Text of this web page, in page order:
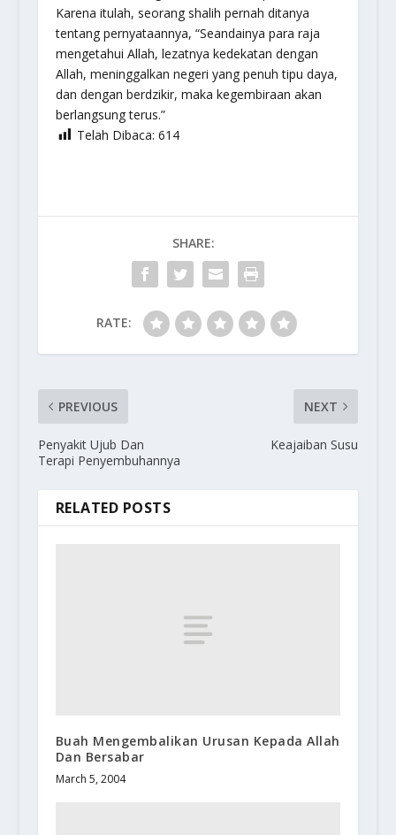
Karena itulah, seorang shalih pernah ditanya
tentang pernyataannya, “Seandainya para raja
mengetahui Allah, lezatnya kedekatan dengan
Allah, meninggalkan negeri yang penuh tipu daya,
dan dengan berdzikir, maka kegembiraan akan
berlangsung terus.”
Telah Dibaca: 614
SHARE:
RATE:
PREVIOUS
Penyakit Ujub Dan
Terapi Penyembuhannya
NEXT
Keajaiban Susu
RELATED POSTS
Buah Mengembalikan Urusan Kepada Allah
Dan Bersabar
March 5, 2004